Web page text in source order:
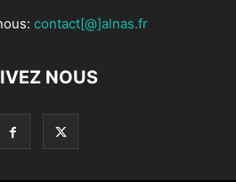
contact[@]alnas.fr
NOUS